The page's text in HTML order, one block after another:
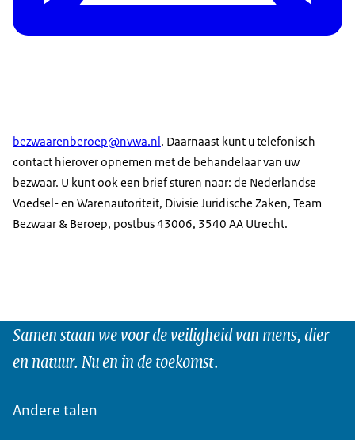
bezwaarenberoep@nvwa.nl. Daarnaast kunt u telefonisch
contact hierover opnemen met de behandelaar van uw
bezwaar. U kunt ook een brief sturen naar: de Nederlandse
Voedsel- en Warenautoriteit, Divisie Juridische Zaken, Team
Bezwaar & Beroep, postbus 43006, 3540 AA Utrecht.
Samen staan we voor de veiligheid van mens, dier
en natuur. Nu en in de toekomst.
Andere talen